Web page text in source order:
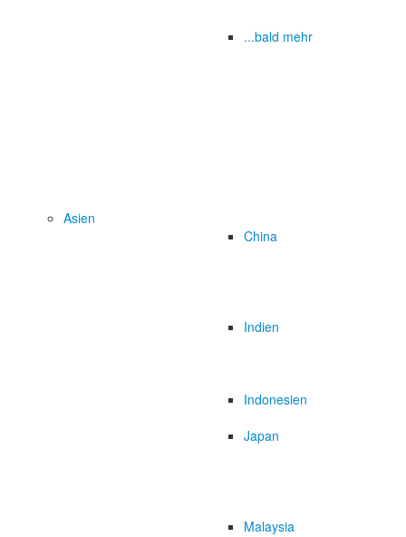
...bald mehr
Asien
China
Indien
Indonesien
Japan
Malaysia